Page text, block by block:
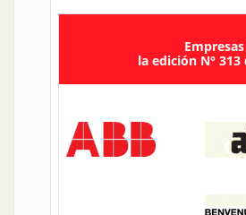
la edición N°